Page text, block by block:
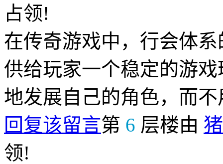
占领!
在传奇游戏中，行会体
供给玩家一个稳定的游
地发展自己的角色，而
回复该留言第 6 层楼由
领!